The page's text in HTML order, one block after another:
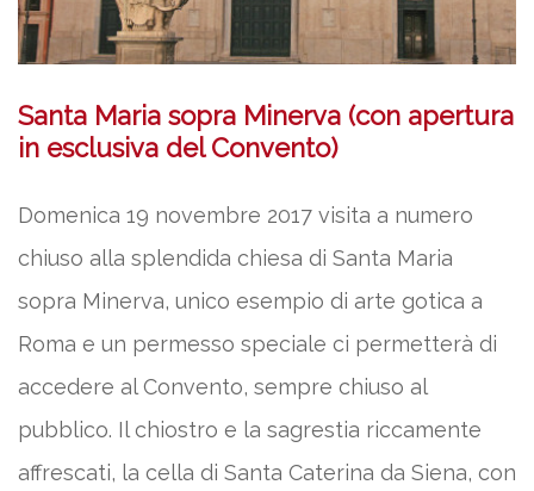
Santa Maria sopra Minerva (con apertura
in esclusiva del Convento)
Domenica 19 novembre 2017 visita a numero
chiuso alla splendida chiesa di Santa Maria
sopra Minerva, unico esempio di arte gotica a
Roma e un permesso speciale ci permetterà di
accedere al Convento, sempre chiuso al
pubblico. Il chiostro e la sagrestia riccamente
affrescati, la cella di Santa Caterina da Siena, con